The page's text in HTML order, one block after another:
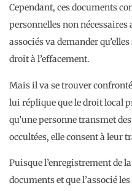
Cependant, ces documents
personnelles non nécessaires
associés va demander
droit à l’effacement.
Mais il va se trouver
lui réplique que le droit local
qu’une personne transmet
occultées, elle consent à leur
Puisque l’enregistrement de
documents et que l’associé